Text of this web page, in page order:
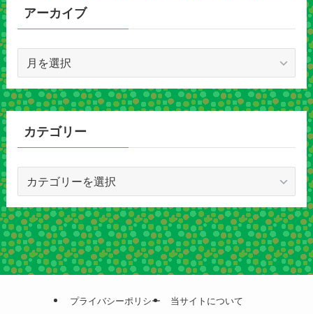
アーカイブ
カ
イ
カテゴリー
ゴ
リ
ー
プライバシーポリシー 当サイトについて